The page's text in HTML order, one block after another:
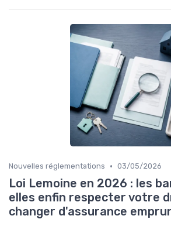
Nouvelles réglementations • 03/05/2026
Loi Lemoine en 2026 : les
elles enfin respecter votre
changer d'assurance